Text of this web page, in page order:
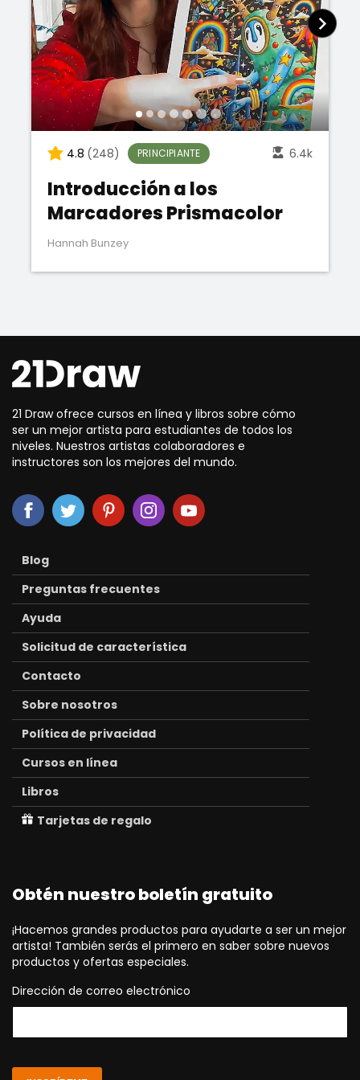
4.8 (248) PRINCIPIANTE 6.4k
Introducción a los
Marcadores Prismacolor
Hannah Bunzey
21 Draw ofrece cursos en línea y libros sobre cómo
ser un mejor artista para estudiantes de todos los
niveles. Nuestros artistas colaboradores e
instructores son los mejores del mundo.
Blog
Preguntas frecuentes
Ayuda
Solicitud de característica
Contacto
Sobre nosotros
Política de privacidad
Cursos en línea
Libros
Tarjetas de regalo
Obtén nuestro boletín gratuito
¡Hacemos grandes productos para ayudarte a ser un mejor
artista! También serás el primero en saber sobre nuevos
productos y ofertas especiales.
Dirección de correo electrónico